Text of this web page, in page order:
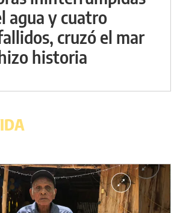
agua y cuatro
cruzó el mar
historia